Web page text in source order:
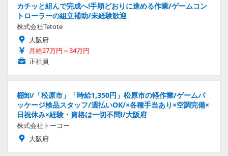
カチッと組んで完成へ!手順どおりに進める作業/ゲームコン
トローラーの組立補助/未経験歓迎
株式会社Tetote
大阪府
月給27万円～34万円
正社員
棚卸/「松原市」「時給1,350円」松原市の軽作業/ゲームパ
ッケージ検品スタッフ/週払いOK/×各種手当あり×空調完備×
日祝休み×経験・資格は一切不問!/大阪府
株式会社トーコー
大阪府